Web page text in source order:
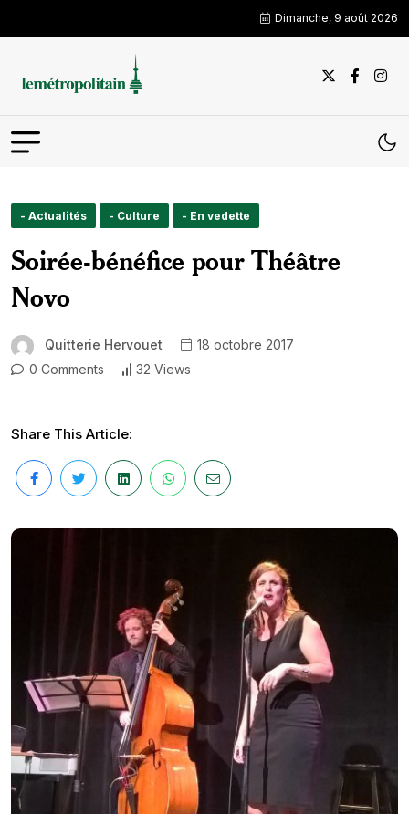
Dimanche, 9 août 2026
- Actualités - Culture - En vedette
Soirée-bénéfice pour Théâtre
Novo
Quitterie Hervouet
18 octobre 2017
0 Comments
32 Views
Share This Article: